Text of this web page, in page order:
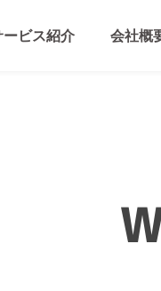
ービス紹介 会社概